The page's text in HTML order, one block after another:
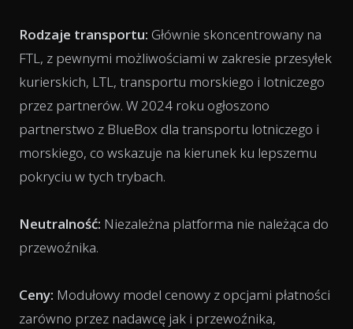
Rodzaje transportu: Głównie skoncentrowany na
FTL, z pewnymi możliwościami w zakresie przesyłek
kurierskich, LTL, transportu morskiego i lotniczego
przez partnerów. W 2024 roku ogłoszono
partnerstwo z BlueBox dla transportu lotniczego i
morskiego, co wskazuje na kierunek ku lepszemu
pokryciu w tych trybach.
Neutralność: Niezależna platforma nie należąca do
przewoźnika.
Ceny: Modułowy model cenowy z opcjami płatności
zarówno przez nadawcę jak i przewoźnika,